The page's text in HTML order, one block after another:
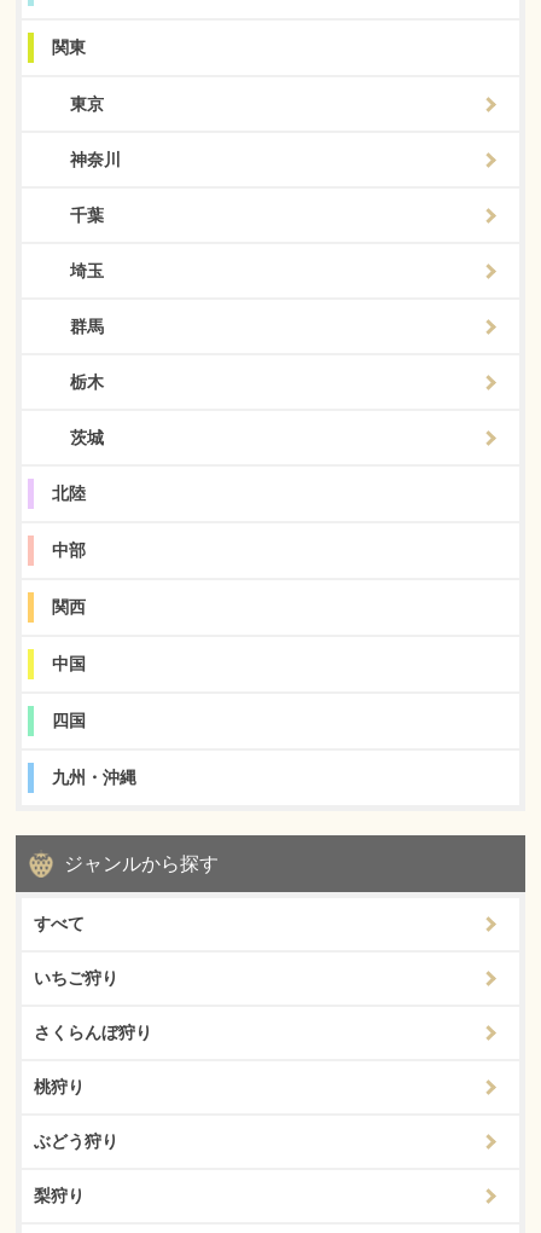
関東
東京
神奈川
千葉
埼玉
群馬
栃木
茨城
北陸
中部
関西
中国
四国
九州・沖縄
ジャンルから探す
すべて
いちご狩り
さくらんぼ狩り
桃狩り
ぶどう狩り
梨狩り